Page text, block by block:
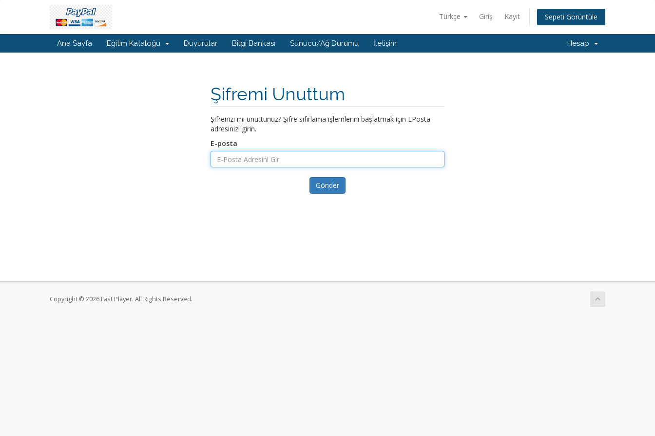
Türkçe Giriş Kayıt Sepeti Görüntüle
Ana Sayfa Eğitim Kataloğu Duyurular Bilgi Bankası Sunucu/Ağ Durumu İletişim Hesap
Şifremi Unuttum
Şifrenizi mi unuttunuz? Şifre sıfırlama işlemlerini başlatmak için EPosta
adresinizi girin.
E-posta
Gönder
Copyright © 2026 Fast Player. All Rights Reserved.